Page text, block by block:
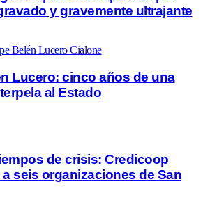
y gravemente ultrajante
Lucero: cinco años de una
al Estado
de crisis: Credicoop
seis organizaciones de San